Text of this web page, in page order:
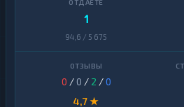
1
94,6 / 5 675
0 / 0 / 2 /0
4,7 ★